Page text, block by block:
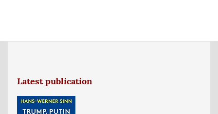
Latest publication